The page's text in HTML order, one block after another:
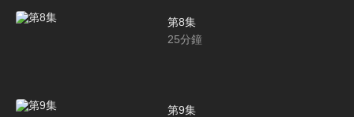
第8集
25分鐘
第9集